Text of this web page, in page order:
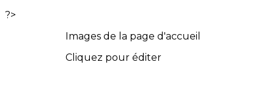
?>
Images de la page d'accueil
Cliquez pour éditer